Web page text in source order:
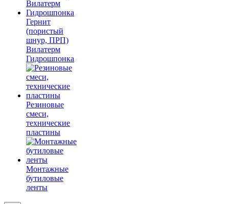
Гернит
(пористый
шнур, ПРП)
Вилатерм
Гидрошпонка
Резиновые
смеси,
технические
пластины
Монтажные
бутиловые
ленты